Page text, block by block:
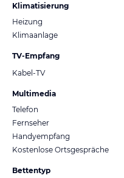
Klimatisierung
Heizung
Klimaanlage
TV-Empfang
Kabel-TV
Multimedia
Telefon
Fernseher
Handyempfang
Kostenlose Ortsgespräche
Bettentyp